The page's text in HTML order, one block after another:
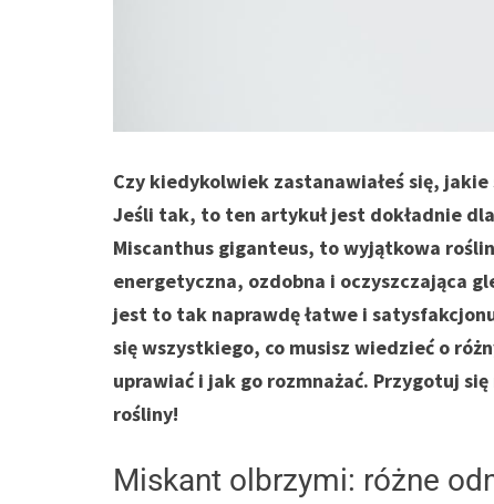
Czy kiedykolwiek zastanawiałeś się,
Jeśli tak, to ten artykuł jest dokładnie
Miscanthus giganteus, to wyjątkowa
energetyczna, ozdobna i oczyszczająca
jest to tak naprawdę łatwe i
się wszystkiego, co musisz wiedzieć o
uprawiać i jak go rozmnażać. Przygotuj
rośliny!
Miskant olbrzymi: różne